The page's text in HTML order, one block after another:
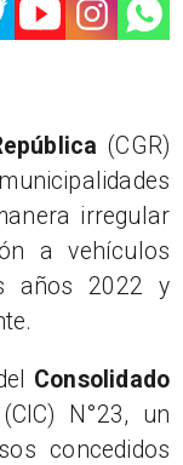
(CGR)
irregular
a vehículos
años 2022 y
Consolidado
(CIC) N°23, un
concedidos